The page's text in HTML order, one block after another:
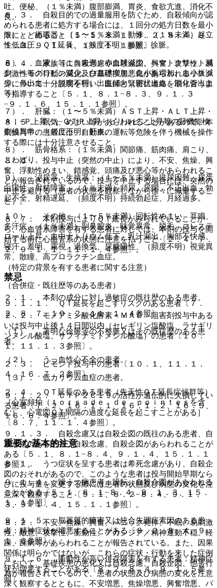
８．３． 自殺目的での過量服用を防ぐため、自殺傾向が認
められる患者に処方する場合には、１回分の処方日数を最小
限にとどめること〔５．１、８．１、８．２、８．４、９．
１．３、９．１．４、１５．１．１参照〕。
８．４． 家族等に自殺念慮や自殺企図、興奮、攻撃性、易
刺激性等の行動の変化及び基礎疾患悪化があらわれるリスク
等について十分説明を行い、医師と緊密に連絡を取り合うよ
う指導すること〔５．１、８．１−８．３、９．１．３
−９．１．６、１５．１．１参照〕。
８．５． 眠気、めまい等があらわれることがあるので、本
剤投与中の患者には、自動車の運転等危険を伴う機械を操作
する際には十分注意させること。
８．６． 投与中止（突然の中止）により、不安、焦燥、興
奮、浮動性めまい、錯感覚、頭痛及び悪心等があらわれるこ
とが報告されているので、投与を中止する場合には、突然の
中止を避ける（患者の状態を観察しながら徐々に減量するこ
と）。
８．７． 本剤投与によりＱＴ延長がみられていることか
ら、心血管系障害を有する患者に対しては、本剤の投与を開
始する前に心血管系の状態に注意を払うこと〔２．４、７．
２、９．１．１、１１．１．４参照〕。
（特定の背景を有する患者に関する注意）
（合併症・既往歴等のある患者）
９．１．１． ＱＴ延長を起こすリスクのある患者〔７．
２、８．７、１０．２、１１．１．４参照〕。
（１）． 著明な徐脈等の不整脈又はその既往歴のある患
者。
（２）． うっ血性心不全の患者。
（３）． 低カリウム血症の患者。
９．１．２． ＣＹＰ２Ｃ１９の活性が遺伝的に欠損してい
る患者〔７．２、１６．１．１、１６．１．２、１６．５、
１６．６．４参照〕。
９．１．３． 自殺念慮又は自殺企図の既往のある患者、自
殺念慮のある患者：自殺念慮、自殺企図があらわれることが
ある〔５．１、８．１−８．４、９．１．４、１５．１．１
参照〕。
９．１．４． 躁うつ病患者：躁転、自殺企図があらわれる
ことがある〔５．１、８．１−８．４、９．１．３、１５．
１．１参照〕。
９．１．５． 脳器質的障害又は統合失調症素因のある患
者：精神症状が増悪することがある〔８．２、８．４、９．
１．６参照〕。
９．１．６． 衝動性が高い併存障害を有する患者：精神症
状が増悪することがある〔８．２、８．４、９．１．５参
照〕。
吐、便秘、（１％未満）腹部膨満、胃炎、食欲亢進、消化不
良。
５）． 循環器：（１〜５％未満）動悸、（１％未満）起立
性低血圧、ＱＴ延長、（頻度不明）頻脈、徐脈。
６）． 血液：（１％未満）赤血球減少、ヘマトクリット減
少、ヘモグロビン減少、白血球増加、血小板増加、血小板減
少、鼻出血、（頻度不明）出血傾向（斑状出血、消化管出血
等）。
７）． 肝臓：（１〜５％未満）ＡＳＴ上昇・ＡＬＴ上昇・
Ａｌ−Ｐ上昇・γ−ＧＴＰ上昇・ビリルビン上昇等の肝機能検
査値異常、（頻度不明）肝炎。
８）． 筋骨格系：（１％未満）関節痛、筋肉痛、肩こり、
こわばり。
９）． 泌尿器・生殖器：（１〜５％未満）排尿困難、尿蛋
白陽性、射精障害、（１％未満）頻尿、尿閉、不正出血、勃
起不全、射精遅延、（頻度不明）持続勃起症、月経過多。
１０）． その他：（１〜５％未満）回転性めまい、耳鳴、
多汗症、（１％未満）副鼻腔炎、味覚異常、脱毛、コレステ
ロール上昇、血中ナトリウム低下、乳汁漏出、胸部不快感、
寝汗、羞明、霧視、過換気、尿糖陽性、（頻度不明）視覚異
常、散瞳、高プロラクチン血症。
禁忌
２．１． 本剤の成分に対し過敏症の既往歴のある患者。
２．２． モノアミン酸化酵素＜ＭＡＯ＞阻害剤投与中ある
いは投与中止後１４日間以内（セレギリン塩酸塩、ラサギリ
ンメシル酸塩、サフィナミドメシル酸塩）の患者〔１０．
１、１１．１．３参照〕。
２．３． ピモジド投与中の患者〔１０．１、１１．１．
４、１６．７．２参照〕。
２．４． ＱＴ延長のある患者（先天性ＱＴ延長症候群等）
［心室頻拍（ｔｏｒｓａｄｅ ｄｅ ｐｏｉｎｔｅｓを含
む）、心電図ＱＴ間隔の過度な延長を起こすことがある］
〔８．７、１１．１．４参照〕。
重要な基本的注意
８．１． うつ症状を呈する患者は希死念慮があり、自殺企
図のおそれがあるので、このような患者は投与開始早期なら
びに投与量を変更する際には患者の状態及び病態の変化を注
意深く観察すること〔５．１、８．２−８．４、９．１．
３、９．１．４、１５．１．１参照〕。
８．２． 不安、焦燥、興奮、パニック発作、不眠、易刺激
性、敵意、攻撃性、衝動性、アカシジア／精神運動不穏、軽
躁、躁病等があらわれることが報告されている。また、因果
関係は明らかではないが、これらの症状・行動を来した症例
において、基礎疾患の悪化又は自殺念慮、自殺企図、他害行
為が報告されているので、患者の状態及び病態の変化を注意
深く観察するとともに、不安増悪、焦燥増悪、興奮増悪、パ